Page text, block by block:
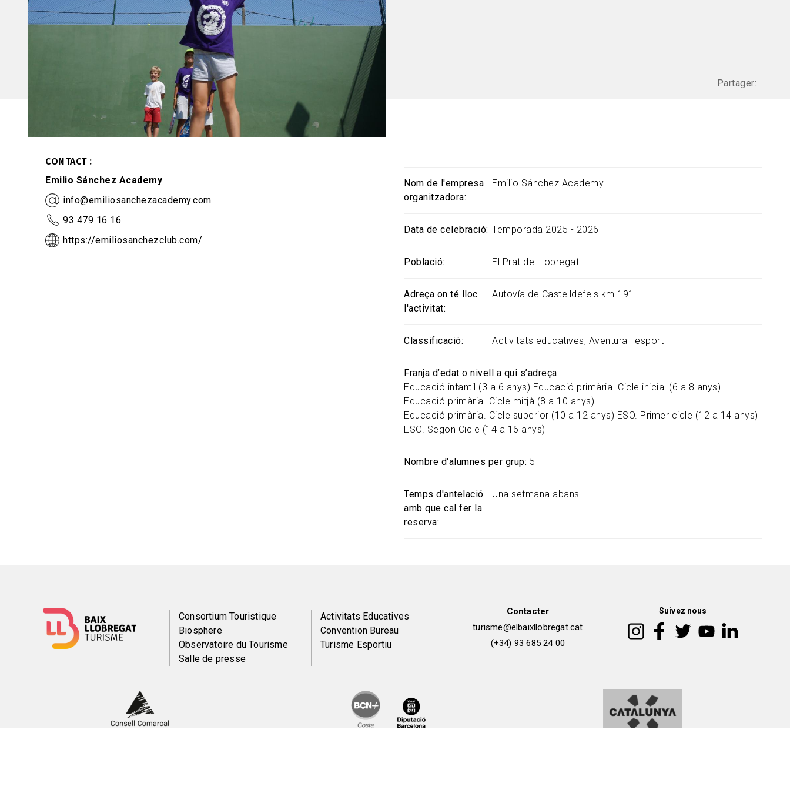
Partager:
CONTACT
Emilio Sánchez Academy
info@emiliosanchezacademy.com
93 479 16 16
https://emiliosanchezclub.com/
Nom de l'empresa
organitzadora
Emilio Sánchez Academy
Data de celebració Temporada 2025 - 2026
Població El Prat de Llobregat
Adreça on té lloc
l'activitat
Autovía de Castelldefels km 191
Classificació Activitats educatives Aventura i esport
Franja d’edat o nivell a qui s’adreça
Educació infantil (3 a 6 anys) Educació primària. Cicle inicial (6 a 8 anys)
Educació primària. Cicle mitjà (8 a 10 anys)
Educació primària. Cicle superior (10 a 12 anys) ESO. Primer cicle (12 a 14 anys)
ESO. Segon Cicle (14 a 16 anys)
Nombre d'alumnes per grup 5
Temps d'antelació
amb que cal fer la
reserva
Una setmana abans
Menú
del
Consortium Touristique
Biosphere
Observatoire du Tourisme
Salle de presse
Peu
de
Activitats Educatives
Convention Bureau
Turisme Esportiu
Contacter
turisme@elbaixllobregat.cat
(+34) 93 685 24 00
Suivez nous